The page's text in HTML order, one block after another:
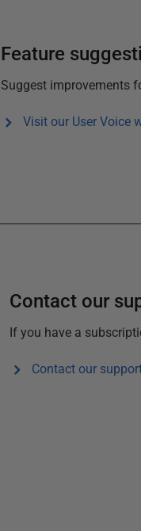
Feature
Suggest improvements
Visit our User Voice
Contact our
If you have a
Contact our